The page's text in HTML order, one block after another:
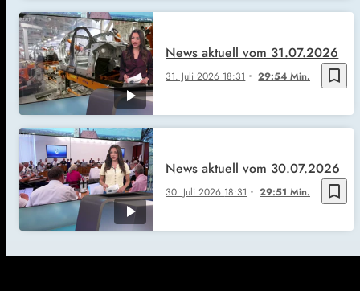
bookmark_border
31. Juli 2026 18:31 29:54 Min.
News aktuell vom 31.07.2026
bookmark_border
30. Juli 2026 18:31 29:51 Min.
News aktuell vom 30.07.2026